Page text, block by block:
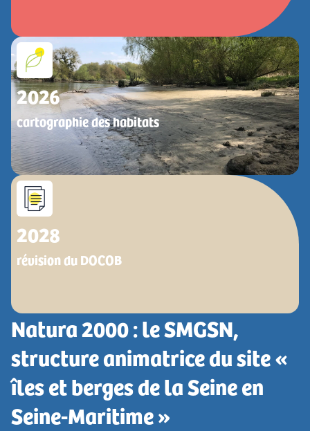
cartographie des habitats
2026
révision du DOCOB
2028
Natura 2000 : le SMGSN,
structure animatrice du site «
îles et berges de la Seine en
Seine-Maritime »